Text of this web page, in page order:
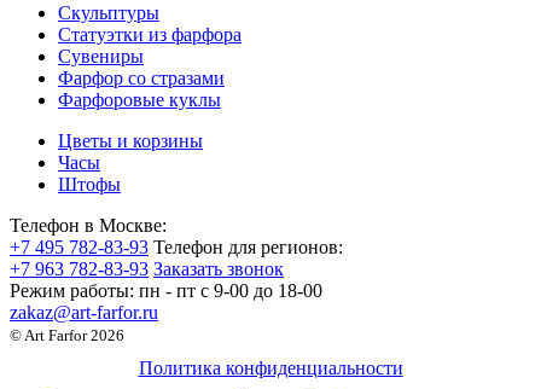
Скульптуры
Статуэтки из фарфора
Сувениры
Фарфор со стразами
Фарфоровые куклы
Цветы и корзины
Часы
Штофы
Телефон в Москве:
+7 495 782-83-93 Телефон для регионов:
+7 963 782-83-93 Заказать звонок
Режим работы: пн - пт c 9-00 до 18-00
zakaz@art-farfor.ru
© Art Farfor 2026
Политика конфиденциальности